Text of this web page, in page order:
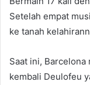
Setelah empat
ke tanah
Saat ini,
kembali Deulofeu